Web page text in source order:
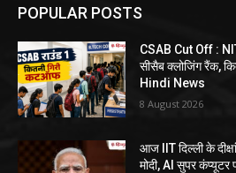
POPULAR POSTS
CSAB Cut Off :
सीसैब क्लोजिंग रैंक,
Hindi News
8 August 2026
आज IIT दिल्ली के
मोदी, AI सुपर कंप्यूटर